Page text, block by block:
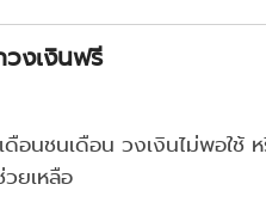
งเงินฟรี
อนชนเดือน วงเงินไม่พอใช้
ยเหลือ